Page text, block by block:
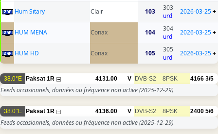
Hum Sitary Clair 103
303
urd
2026-03-25+
HUM MENA Conax 104
304
urd
2026-03-25+
HUM HD Conax 105
305
urd
2026-03-25+
38.0°E Paksat 1R 4131.00 V DVB-S2 8PSK 4166 3/5
Feeds occasionnels, données ou fréquence non active(2025-12-29)
38.0°E Paksat 1R 4136.00 V DVB-S2 8PSK 2400 5/6
Feeds occasionnels, données ou fréquence non active(2025-12-29)